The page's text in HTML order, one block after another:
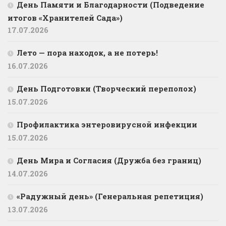
День Памяти и Благодарности (Подведение
итогов «Хранителей Сада»)
17.07.2026
Лето — пора находок, а не потерь!
16.07.2026
День Подготовки (Творческий переполох)
15.07.2026
Профилактика энтеровирусной инфекции
15.07.2026
День Мира и Согласия (Дружба без границ)
14.07.2026
«Радужный день» (Генеральная репетиция)
13.07.2026